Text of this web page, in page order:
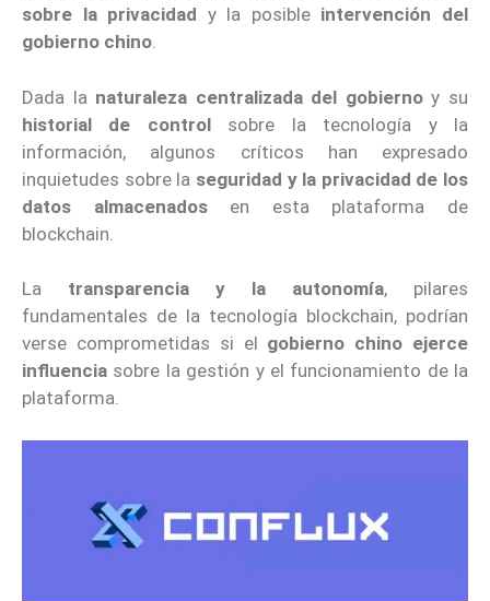
sobre la privacidad y la posible intervención del
gobierno chino.
Dada la naturaleza centralizada del gobiernoy su
historial de controlsobre la tecnología y la
información, algunos críticos han expresado
inquietudes sobre la seguridad y la privacidad de los
datos almacenadosen esta plataforma de
blockchain.
La transparencia y la autonomía, pilares
fundamentales de la tecnología blockchain, podrían
verse comprometidas si el gobierno chino ejerce
influencia sobre la gestión y el funcionamiento de la
plataforma.